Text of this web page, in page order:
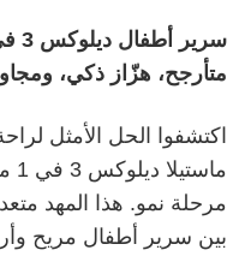
متأرجح، هزّاز ذكي،
اكتشفوا الحل الأمثل
مرحلة نمو. هذا المهد
بين سرير أطفال مريح